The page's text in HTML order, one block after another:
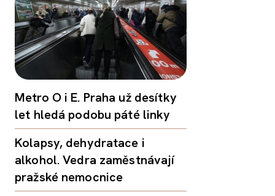
Metro O i E. Praha už desítky
let hledá podobu páté linky
Kolapsy, dehydratace i
alkohol. Vedra zaměstnávají
pražské nemocnice